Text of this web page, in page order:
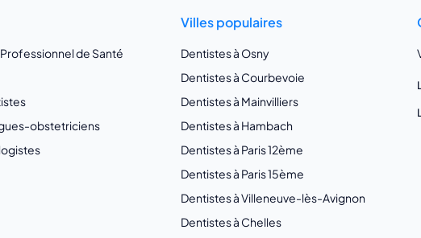
de Santé
obstetriciens
Villes populaires
Dentistes à Osny
Dentistes à Courbevoie
Dentistes à Mainvilliers
Dentistes à Hambach
Dentistes à Paris 12ème
Dentistes à Paris 15ème
Dentistes à Villeneuve-lès-Avignon
Dentistes à Chelles